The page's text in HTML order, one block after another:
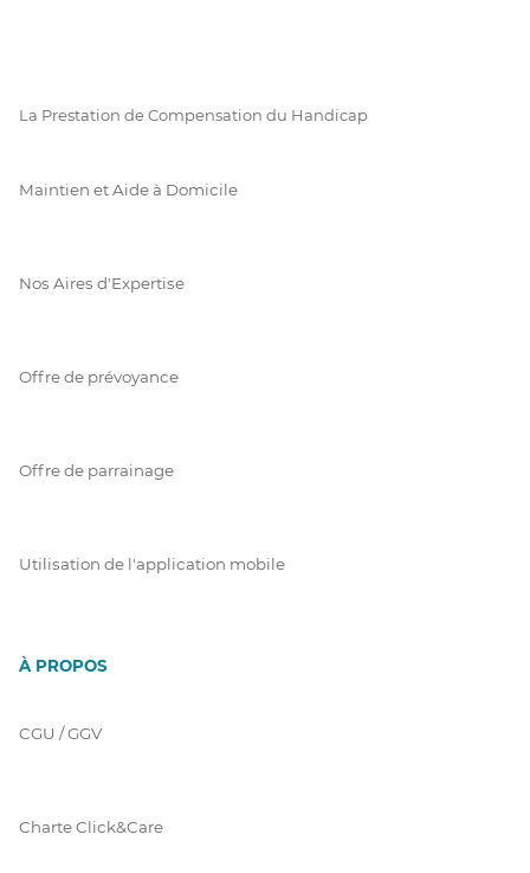
La Prestation de Compensation du Handicap
Maintien et Aide à Domicile
Nos Aires d'Expertise
Offre de prévoyance
Offre de parrainage
Utilisation de l'application mobile
À PROPOS
CGU / GGV
Charte Click&Care